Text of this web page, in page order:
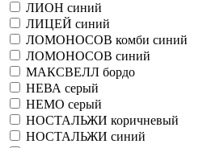
ЛИОН синий
ЛИЦЕЙ синий
ЛОМОНОСОВ комби синий
ЛОМОНОСОВ синий
МАКСВЕЛЛ бордо
НЕВА серый
НЕМО серый
НОСТАЛЬЖИ коричневый
НОСТАЛЬЖИ синий